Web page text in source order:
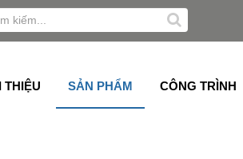
Pmi, Germany, Topalu,
THIỆU SẢN PHẨM CÔNG TRÌNH